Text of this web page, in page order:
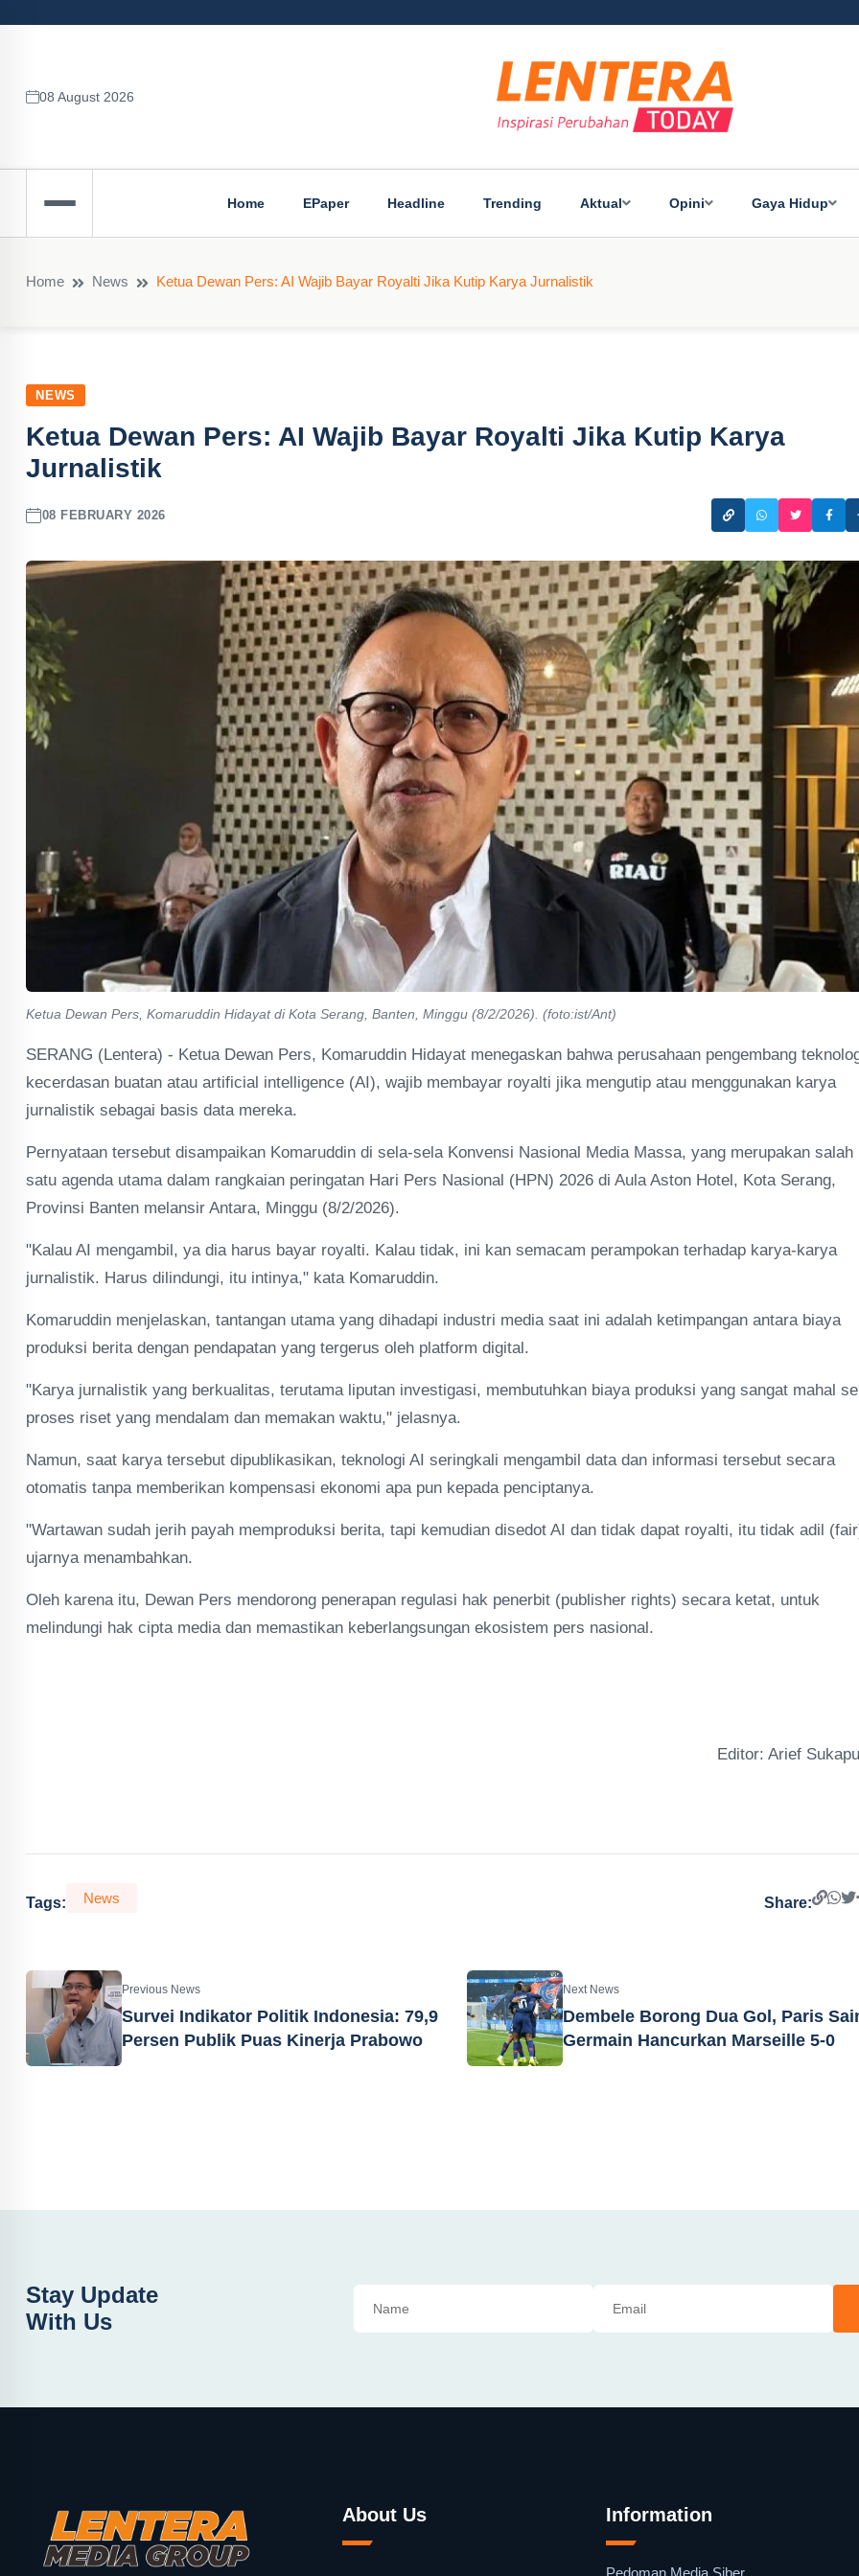
08 August 2026
Home EPaper Headline Trending Aktual Opini Gaya Hidup
Home News Ketua Dewan Pers: AI Wajib Bayar Royalti Jika Kutip Karya Jurnalistik
NEWS
Ketua Dewan Pers: AI Wajib Bayar Royalti Jika Kutip Karya
Jurnalistik
08 FEBRUARY 2026
Ketua Dewan Pers, Komaruddin Hidayat di Kota Serang, Banten, Minggu (8/2/2026). (foto:ist/Ant)
SERANG (Lentera) - Ketua Dewan Pers, Komaruddin Hidayat menegaskan bahwa perusahaan pengembang
kecerdasan buatan atau artificial intelligence (AI), wajib membayar royalti jika mengutip atau menggunakan karya
jurnalistik sebagai basis data mereka.
Pernyataan tersebut disampaikan Komaruddin di sela-sela Konvensi Nasional Media Massa, yang merupakan salah
satu agenda utama dalam rangkaian peringatan Hari Pers Nasional (HPN) 2026 di Aula Aston Hotel, Kota Serang,
Provinsi Banten melansir Antara, Minggu (8/2/2026).
"Kalau AI mengambil, ya dia harus bayar royalti. Kalau tidak, ini kan semacam perampokan terhadap karya-karya
jurnalistik. Harus dilindungi, itu intinya," kata Komaruddin.
Komaruddin menjelaskan, tantangan utama yang dihadapi industri media saat ini adalah ketimpangan antara biaya
produksi berita dengan pendapatan yang tergerus oleh platform digital.
"Karya jurnalistik yang berkualitas, terutama liputan investigasi, membutuhkan biaya produksi yang sangat mahal
proses riset yang mendalam dan memakan waktu," jelasnya.
Namun, saat karya tersebut dipublikasikan, teknologi AI seringkali mengambil data dan informasi tersebut secara
otomatis tanpa memberikan kompensasi ekonomi apa pun kepada penciptanya.
"Wartawan sudah jerih payah memproduksi berita, tapi kemudian disedot AI dan tidak dapat royalti, itu tidak adil
ujarnya menambahkan.
Oleh karena itu, Dewan Pers mendorong penerapan regulasi hak penerbit (publisher rights) secara ketat, untuk
melindungi hak cipta media dan memastikan keberlangsungan ekosistem pers nasional.
Editor: Arief
Tags: News Share:
Previous News
Survei Indikator Politik Indonesia: 79,9
Persen Publik Puas Kinerja Prabowo
Next News
Dembele Borong Dua Gol, Paris
Germain Hancurkan Marseille 5-0
Stay Update
With Us
About Us Information
Pedoman Media Siber